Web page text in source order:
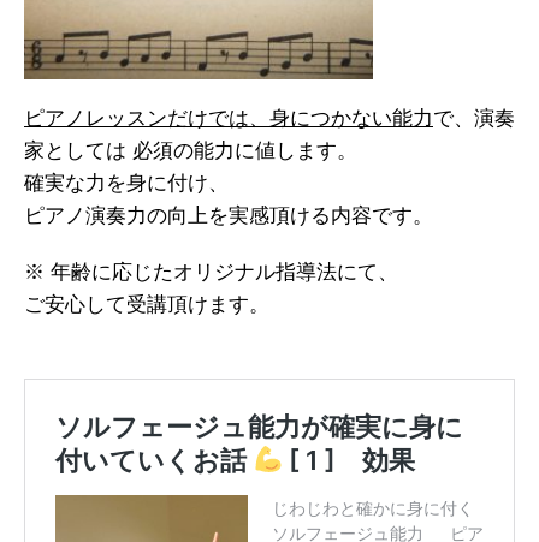
ピアノレッスンだけでは、身につかない能力で、演奏
家としては 必須の能力に値します。
確実な力を身に付け、
ピアノ演奏力の向上を実感頂ける内容です。
※ 年齢に応じたオリジナル指導法にて、
ご安心して受講頂けます。